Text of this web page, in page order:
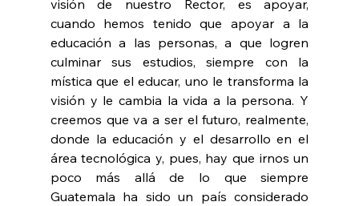
visión de nuestro Rector, es apoyar,
cuando hemos tenido que apoyar a la
educación a las personas, a que logren
culminar sus estudios, siempre con la
mística que el educar, uno le transforma la
visión y le cambia la vida a la persona. Y
creemos que va a ser el futuro, realmente,
donde la educación y el desarrollo en el
área tecnológica y, pues, hay que irnos un
poco más allá de lo que siempre
Guatemala ha sido un país considerado